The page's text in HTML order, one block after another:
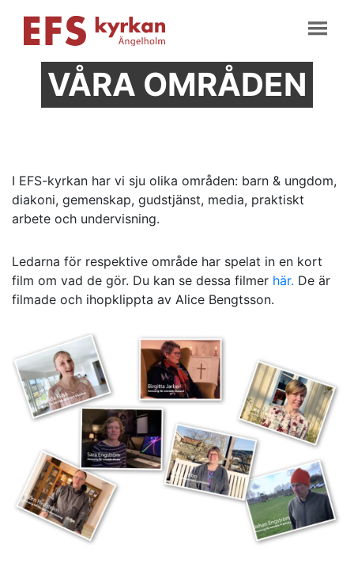
VÅRA OMRÅDEN
I EFS-kyrkan har vi sju olika områden: barn & ungdom,
diakoni, gemenskap, gudstjänst, media, praktiskt
arbete och undervisning.
Ledarna för respektive område har spelat in en kort
film om vad de gör. Du kan se dessa filmer här. De är
filmade och ihopklippta av Alice Bengtsson.